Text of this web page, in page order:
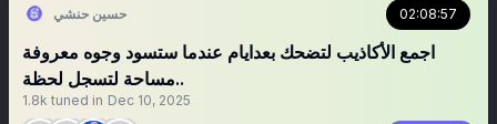
حسين حنشي 02:08:57
اجمع الأكاذيب لتضحك بعدايام عندما ستسود وجوه معروفة
..مساحة لتسجل لحظة
1.8k tuned in Dec 10, 2025